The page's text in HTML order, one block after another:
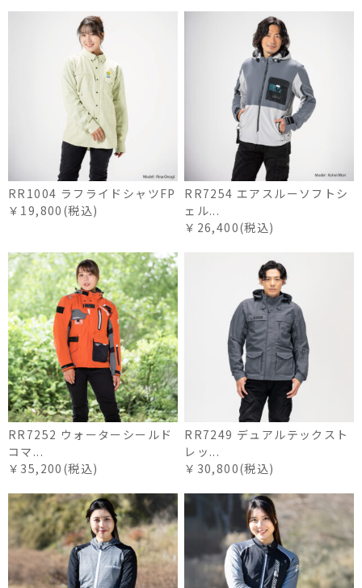
RR1004 ラフライドシャツFP
￥19,800(税込)
RR7254 エアスルーソフトシ
ェル...
￥26,400(税込)
RR7252 ウォーターシールド
コマ...
￥35,200(税込)
RR7249 デュアルテックスト
レッ...
￥30,800(税込)